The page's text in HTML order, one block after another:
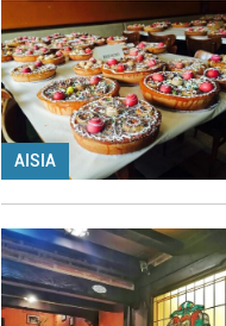
AISIA